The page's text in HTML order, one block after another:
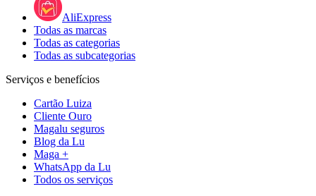
AliExpress
Todas as marcas
Todas as categorias
Todas as subcategorias
Serviços e benefícios
Cartão Luiza
Cliente Ouro
Magalu seguros
Blog da Lu
Maga +
WhatsApp da Lu
Todos os serviços